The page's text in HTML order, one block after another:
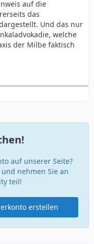
auf die
das
Und das nur
welche
der Milbe faktisch
auf unserer Seite?
nehmen Sie an
teil!
erstellen